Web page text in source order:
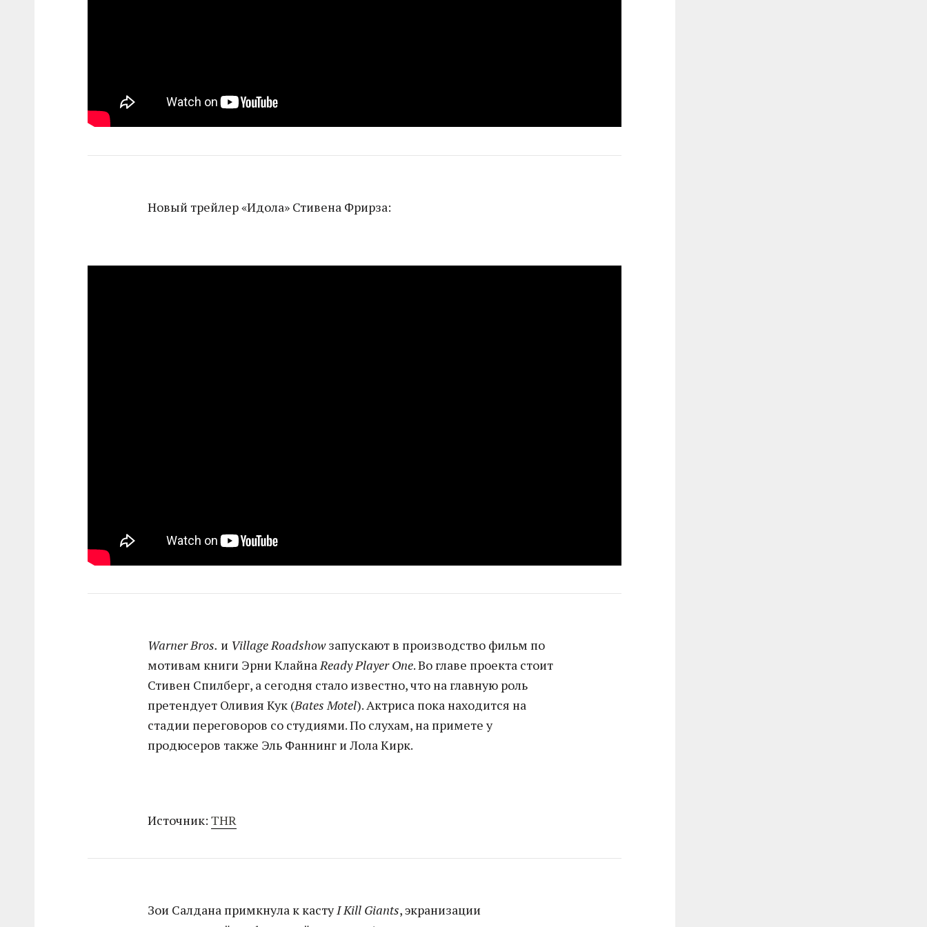
Новый трейлер «Идола» Стивена Фрирза:
Warner Bros. и Village Roadshowзапускают в производство фильм по
мотивам книги Эрни КлайнаReady Player One. Во главе проекта стоит
Стивен Спилберг, а сегодня стало известно, что на главную роль
претендует Оливия Кук (Bates Motel). Актриса пока находится на
стадии переговоров со студиями. По слухам, на примете у
продюсеров также Эль Фаннинг и Лола Кирк.
Источник:THR
Зои Салдана примкнула к кастуI Kill Giants, экранизации